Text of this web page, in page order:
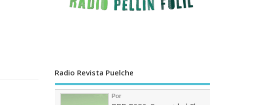
Radio Revista Puelche